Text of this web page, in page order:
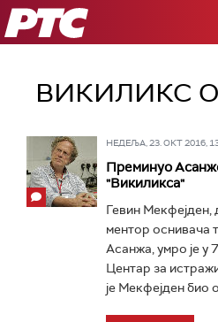
РТС
ВИКИЛИКС
НЕДЕЉА, 23. ОКТ 2016,
Преминуо
"Викиликса"
Гевин Мекфејден,
ментор оснивача
Асанжа, умро је у
Центар за
је Мекфејден био